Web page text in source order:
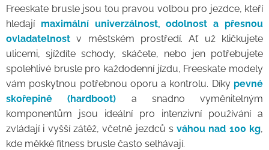
Freeskate brusle jsou tou pravou volbou pro jezdce, kteří
hledají maximální univerzálnost, odolnost a přesnou
ovladatelnost v městském prostředí. Ať už kličkujete
ulicemi, sjíždíte schody, skáčete, nebo jen potřebujete
spolehlivé brusle pro každodenní jízdu, Freeskate modely
vám poskytnou potřebnou oporu a kontrolu. Díky pevné
skořepině (hardboot) a snadno vyměnitelným
komponentům jsou ideální pro intenzivní používání a
zvládají i vyšší zátěž, včetně jezdců sváhou nad 100 kg,
kde měkké fitness brusle často selhávají.